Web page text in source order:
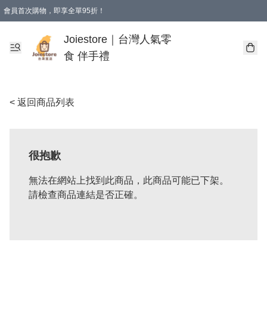
會員首次購物，即享全單95折！
購物滿 HKD 350.00即享免運費優惠！（適用於 本地送貨、本地取貨 )
Joiestore｜台灣人氣零
食 伴手禮
< 返回商品列表
很抱歉
無法在網站上找到此商品，此商品可能已下架。
請檢查商品連結是否正確。